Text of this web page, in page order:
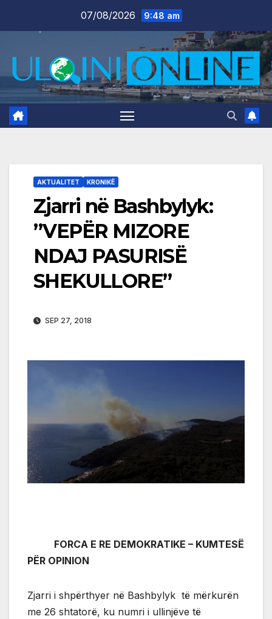
07/08/2026 9:48 am
AKTUALITET KRONIKË
Zjarri në Bashbylyk:
”VEPËR MIZORE
NDAJ PASURISË
SHEKULLORE”
SEP 27, 2018
FORCA E RE DEMOKRATIKE – KUMTESË
PËR OPINION
Zjarri i shpërthyer në Bashbylyk të mërkurën
me 26 shtatorë, ku numri i ullinjëve të